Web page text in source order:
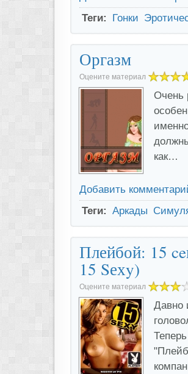
Теги: Гонки
Оргазм
Оцените материал
Очень
как…
Добавить
Теги: Аркады
Плейбой: 15
15 Sехy)
Оцените материал
Давно